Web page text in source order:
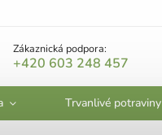
Zákaznická podpora:
+420 603 248 457
Trvanlivé potraviny